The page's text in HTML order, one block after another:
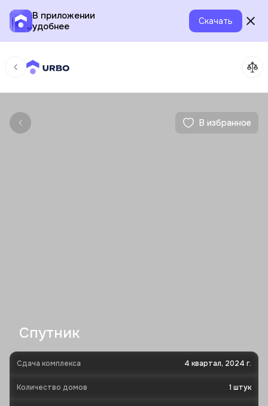
В приложении
удобнее
Скачать
В избранное
Спутник
Сдача комплекса 4 квартал, 2024 г.
Количество домов 1 штук